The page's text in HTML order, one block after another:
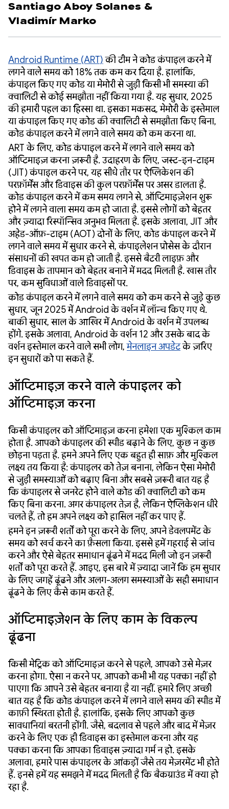
Santiago Aboy Solanes &
Vladimír Marko
Android Runtime (ART)की टीम ने कोड कंपाइल करने में
लगने वाले समय को 18% तक कम कर दिया है. हालांकि,
कंपाइल किए गए कोड या मेमोरी से जुड़ी किसी भी समस्या की
क्वालिटी से कोई समझौता नहीं किया गया है. यह सुधार, 2025
की हमारी पहल का हिस्सा था. इसका मकसद, मेमोरी के इस्तेमाल
या कंपाइल किए गए कोड की क्वालिटी से समझौता किए बिना,
कोड कंपाइल करने में लगने वाले समय को कम करना था.
ART के लिए, कोड कंपाइल करने में लगने वाले समय को
ऑप्टिमाइज़ करना ज़रूरी है. उदाहरण के लिए, जस्ट-इन-टाइम
(JIT) कंपाइल करने पर, यह सीधे तौर पर ऐप्लिकेशन की
परफ़ॉर्मेंस और डिवाइस की कुल परफ़ॉर्मेंस पर असर डालता है.
कोड कंपाइल करने में कम समय लगने से, ऑप्टिमाइज़ेशन शुरू
होने में लगने वाला समय कम हो जाता है. इससे लोगों को बेहतर
और ज़्यादा रिस्पॉन्सिव अनुभव मिलता है. इसके अलावा, JIT और
अहेड-ऑफ़-टाइम (AOT) दोनों के लिए, कोड कंपाइल करने में
लगने वाले समय में सुधार करने से, कंपाइलेशन प्रोसेस के दौरान
संसाधनों की खपत कम हो जाती है. इससे बैटरी लाइफ़ और
डिवाइस के तापमान को बेहतर बनाने में मदद मिलती है. खास तौर
पर, कम सुविधाओं वाले डिवाइसों पर.
कोड कंपाइल करने में लगने वाले समय को कम करने से जुड़े कुछ
सुधार, जून 2025 में Android के वर्शन में लॉन्च किए गए थे.
बाकी सुधार, साल के आखिर में Android के वर्शन में उपलब्ध
होंगे. इसके अलावा, Android के वर्शन 12 और उसके बाद के
वर्शन इस्तेमाल करने वाले सभी लोग,मेनलाइन अपडेटके ज़रिए
इन सुधारों को पा सकते हैं.
ऑप्टिमाइज़ करने वाले कंपाइलर को
ऑप्टिमाइज़ करना
किसी कंपाइलर को ऑप्टिमाइज़ करना हमेशा एक मुश्किल काम
होता है. आपको कंपाइलर की स्पीड बढ़ाने के लिए, कुछ न कुछ
छोड़ना पड़ता है. हमने अपने लिए एक बहुत ही साफ़ और मुश्किल
लक्ष्य तय किया है: कंपाइलर को तेज़ बनाना, लेकिन ऐसा मेमोरी
से जुड़ी समस्याओं को बढ़ाए बिना और सबसे ज़रूरी बात यह है
कि कंपाइलर से जनरेट होने वाले कोड की क्वालिटी को कम
किए बिना करना. अगर कंपाइलर तेज़ है, लेकिन ऐप्लिकेशन धीरे
चलते हैं, तो हम अपने लक्ष्य को हासिल नहीं कर पाए हैं.
हमने इन ज़रूरी शर्तों को पूरा करने के लिए, अपने डेवलपमेंट के
समय को खर्च करने का फ़ैसला किया. इससे हमें गहराई से जांच
करने और ऐसे बेहतर समाधान ढूंढने में मदद मिली जो इन ज़रूरी
शर्तों को पूरा करते हैं. आइए, इस बारे में ज़्यादा जानें कि हम सुधार
के लिए जगहें ढूंढने और अलग-अलग समस्याओं के सही समाधान
ढूंढने के लिए कैसे काम करते हैं.
ऑप्टिमाइज़ेशन के लिए काम के विकल्प
ढूंढना
किसी मेट्रिक को ऑप्टिमाइज़ करने से पहले, आपको उसे मेज़र
करना होगा. ऐसा न करने पर, आपको कभी भी यह पक्का नहीं हो
पाएगा कि आपने उसे बेहतर बनाया है या नहीं. हमारे लिए अच्छी
बात यह है कि कोड कंपाइल करने में लगने वाले समय की स्पीड में
काफ़ी स्थिरता होती है. हालांकि, इसके लिए आपको कुछ
सावधानियां बरतनी होंगी. जैसे, बदलाव से पहले और बाद में मेज़र
करने के लिए एक ही डिवाइस का इस्तेमाल करना और यह
पक्का करना कि आपका डिवाइस ज़्यादा गर्म न हो. इसके
अलावा, हमारे पास कंपाइलर के आंकड़ों जैसे तय मेज़रमेंट भी होते
हैं. इनसे हमें यह समझने में मदद मिलती है कि बैकग्राउंड में क्या हो
रहा है.